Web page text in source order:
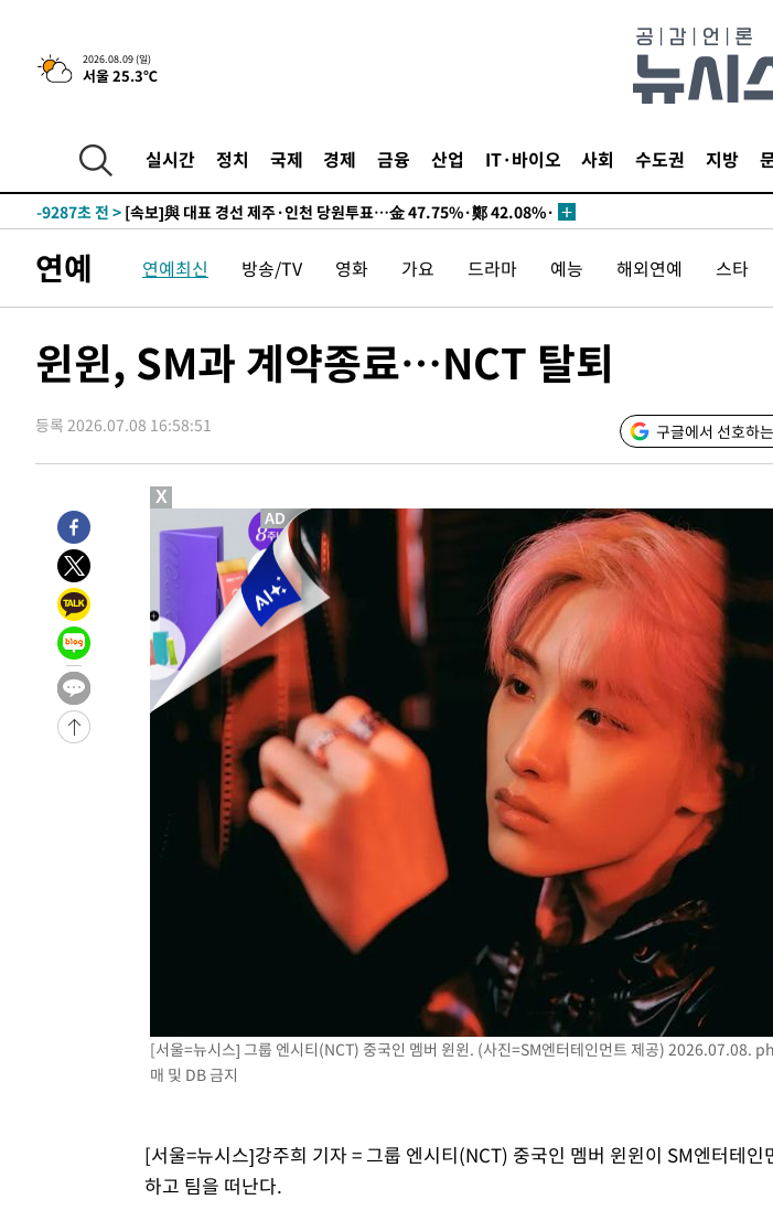
2026.08.09 (일)
서울 25.3℃
실시간 정치 국제 경제 금융 산업 IT·바이오 사회 수도권 지방
11시간 전 > [속보]뉴욕증시 상승 마감…S&P 0.6% 나스닥 1.3%↑
-10052초 전 >
[속보]與최고위원 제주·인천 순회경선…박선원·최민희·서미화·
한민수·김용 순
-10005초 전 >
청래 44.56%
-9287초 전 > [속보]與 대표 경선 제주·인천 당원투표…金 47.75%·鄭 42.08%·
-8756초 전 >
[속보]與 당대표 경선, 제주·인천 권리당원 투표 김민석 승리
-2530초 전 >낮 최고 35도 '무더위'…동해안 시간당 30㎜ '강한 비'[내일날씨]
레티코 이적"
-1582초 전 >수도권 40도 육박 '펄펄'…동해안 일부 지역엔 호의주의보
1시간 전 >강릉에 시간당 81.4㎜ 물폭탄…도로 잠기고 담벼락 붕괴
2시간 전 >백운산서 80년근 천종산삼 9뿌리 발견…감정가 1.3억원
선재도서 해루질 나섰다 실종 60대, 닷새 만에 숨진 채 발견
3시간 전 >
남자 농구, 나고야 아시안게임서 '홈팀' 일본과 한일전
4시간 전 >
여수 오동도 해상서 모터보트 전복…1명 사망·1명 실종
5시간 전 >
극한폭염 한풀 꺾이지만…'낮 최고 35도' 무더위, 열대야 계속[다음주
날씨]
5시간 전 >
축구협회 "압수수색·성접대 논란 사과…쇄신의 기회로 삼겠다"
6시간 전 >
[속보]'압수수색·성접대 논란' 축구협회 "실망과 걱정 안겨드려 죄송"
9시간 전 >
'최고 37도' 폭염 지속…강원동해안 최대 150㎜ 비
11시간 전 >
[속보]뉴욕증시 상승 마감…S&P 0.6% 나스닥 1.3%↑
-19005초 전 >
이란 "호르무즈 재개방 합의 근접…美 배상 선행돼야"
[속보]與최고위원 제주·인천 순회경선…박선원·최민희·서미화·
[속보]김민석, 與 전대 당원투표 누적 득표율 45.42%로 1위… 정
[속보]與 대표 경선 제주·인천 당원투표…金 47.75%·鄭 42.08%·
이강인 "아틀레티코 이적 기뻐…등번호 7번 의미보단 팀 위해 뛸 것"
[속보]與 당대표 경선, 제주·인천 권리당원 투표 김민석 승리
낮 최고 35도 '무더위'…동해안 시간당 30㎜ '강한 비'[내일날씨]
[속보]이강인 "감독님이 원하는 마음 느꼈고, 많은 트로피 원해 아틀
수도권 40도 육박 '펄펄'…동해안 일부 지역엔 호의주의보
온열질환 사망자 3명 늘어…누적 환자 3000명 돌파
강릉에 시간당 81.4㎜ 물폭탄…도로 잠기고 담벼락 붕괴
백운산서 80년근 천종산삼 9뿌리 발견…감정가 1.3억원
여수 오동도 해상서 모터보트 전복…1명 사망·1명 실종
극한폭염 한풀 꺾이지만…'낮 최고 35도' 무더위, 열대야 계속[다음주
연예 연예최신 방송/TV 영화 가요 드라마 예능 해외연예 스타
윈윈, SM과 계약종료…NCT 탈퇴
등록 2026.07.08 16:58:51 구글에서 선호하
[서울=뉴시스] 그룹 엔시티(NCT) 중국인 멤버 윈윈. (사진=SM엔터테인먼트 제공) 2026.07.08.
매 및 DB 금지
[서울=뉴시스]강주희 기자 = 그룹 엔시티(NCT) 중국인 멤버 윈윈이 SM엔터테인
하고 팀을 떠난다.
X